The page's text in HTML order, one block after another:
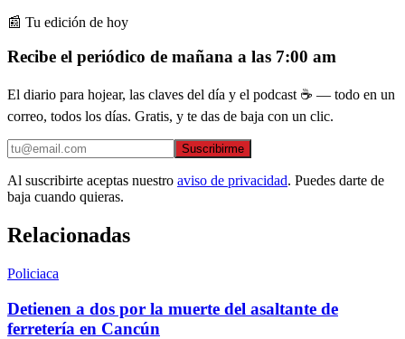
📰 Tu edición de hoy
Recibe el periódico de mañana a las 7:00 am
El diario para hojear, las claves del día y el podcast ☕ — todo en un
correo, todos los días. Gratis, y te das de baja con un clic.
Suscribirme
Al suscribirte aceptas nuestro aviso de privacidad. Puedes darte de
baja cuando quieras.
Relacionadas
Policiaca
Detienen a dos por la muerte del asaltante de
ferretería en Cancún